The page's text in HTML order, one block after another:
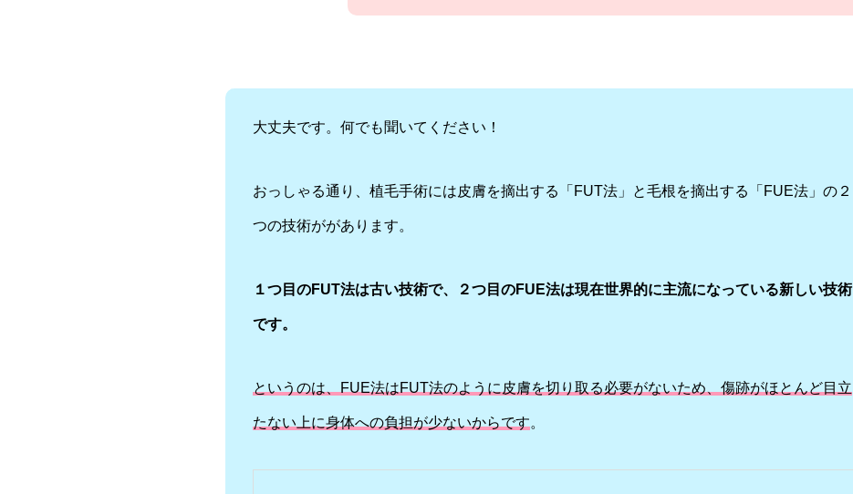
大丈夫です。何でも聞いてください！
おっしゃる通り、植毛手術には皮膚を摘出する「FUT法」と毛根を摘出する「FUE法」の２
つの技術ががあります。
１つ目のFUT法は古い技術で、２つ目のFUE法は現在世界的に主流になっている新しい技術
です。
というのは、FUE法はFUT法のように皮膚を切り取る必要がないため、傷跡がほとんど目立
たない上に身体への負担が少ないからです。